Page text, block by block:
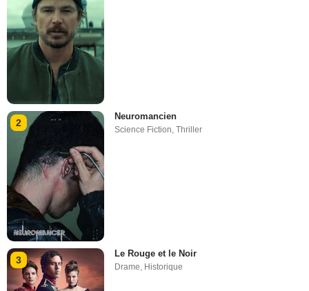
2
Neuromancien
Science Fiction,Thriller
3
Le Rouge et le Noir
Drame Historique